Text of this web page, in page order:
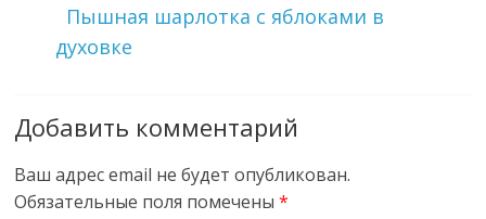
Пышная шарлотка с яблоками в
духовке
Добавить комментарий
Ваш адрес email не будет опубликован.
Обязательные поля помечены*